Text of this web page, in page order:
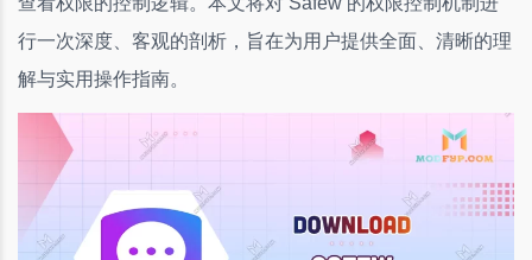
行一次深度、客观的剖析，旨在为用户提供全面、清晰的理
解与实用操作指南。